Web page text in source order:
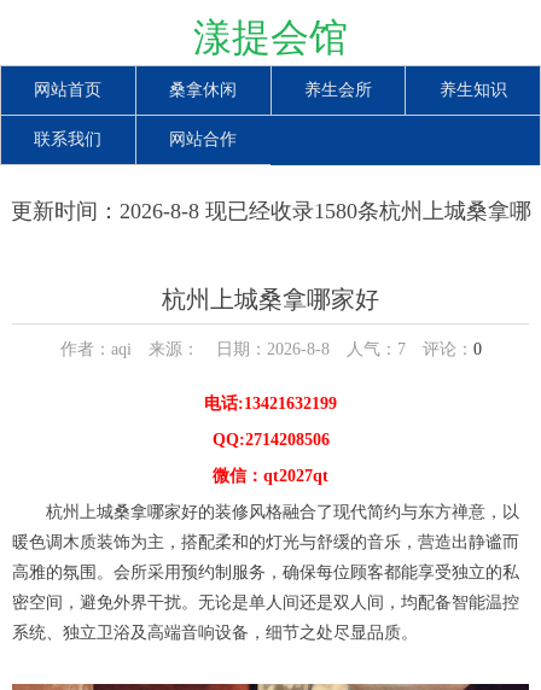
漾提会馆
网站首页 桑拿休闲 养生会所 养生知识
联系我们 网站合作
更新时间：2026-8-8 现已经收录1580条杭州上城桑拿哪
杭州上城桑拿哪家好
作者：aqi 来源： 日期：2026-8-8 人气： 7评论： 0
电话:13421632199
QQ:2714208506
微信：qt2027qt
杭州上城桑拿哪家好的装修风格融合了现代简约与东方禅意，以
暖色调木质装饰为主，搭配柔和的灯光与舒缓的音乐，营造出静谧而
高雅的氛围。会所采用预约制服务，确保每位顾客都能享受独立的私
密空间，避免外界干扰。无论是单人间还是双人间，均配备智能温控
系统、独立卫浴及高端音响设备，细节之处尽显品质。